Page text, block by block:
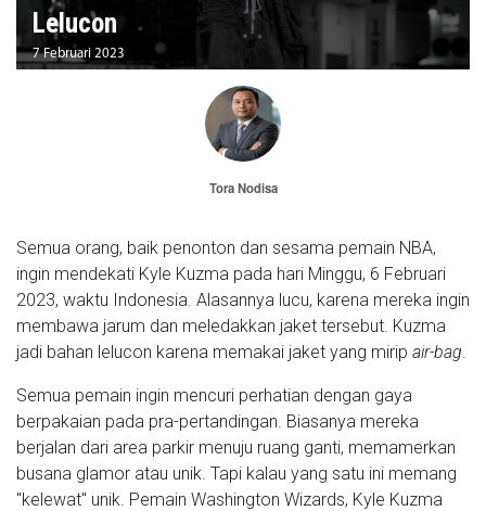
Lelucon
7 Februari 2023
Tora Nodisa
Semua orang, baik penonton dan sesama pemain NBA,
ingin mendekati Kyle Kuzma pada hari Minggu, 6 Februari
2023, waktu Indonesia. Alasannya lucu, karena mereka ingin
membawa jarum dan meledakkan jaket tersebut. Kuzma
jadi bahan lelucon karena memakai jaket yang mirip air-bag
Semua pemain ingin mencuri perhatian dengan gaya
berpakaian pada pra-pertandingan. Biasanya mereka
berjalan dari area parkir menuju ruang ganti, memamerkan
busana glamor atau unik. Tapi kalau yang satu ini memang
"kelewat" unik. Pemain Washington Wizards, Kyle Kuzma